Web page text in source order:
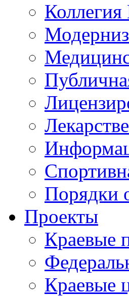
Порядки
Проекты
Краевые
Краевые